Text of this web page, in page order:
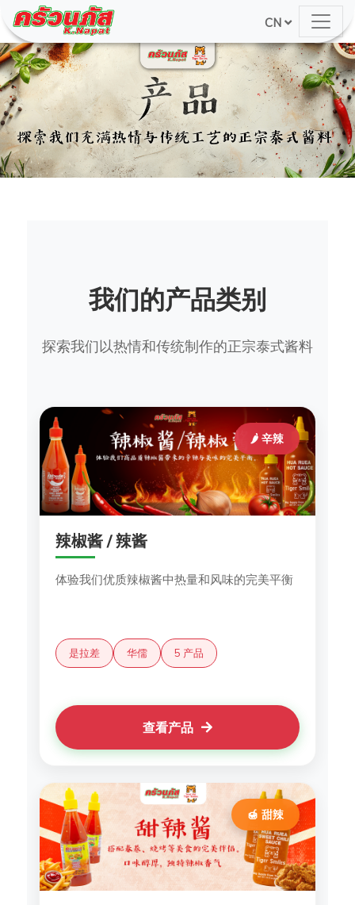
CN
我们的产品类别
探索我们以热情和传统制作的正宗泰式酱料
🌶️ 辛辣
辣椒酱 / 辣酱
体验我们优质辣椒酱中热量和风味的完美平衡
是拉差 华儒 5 产品
查看产品
🍯 甜辣